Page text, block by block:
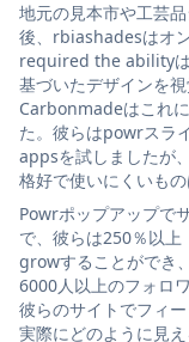
地元の見本市や工芸
後、rbiashadesはオ
required the abilityは
基づいたデザインを
Carbonmadeはこれ
た。彼らはpowrス
appsを試しましたが
格好で使いにくいもの
Powrポップアップで
で、彼らは250％以
growすることができ
6000人以上のフォロ
彼らのサイトでフィ
実際にどのように見